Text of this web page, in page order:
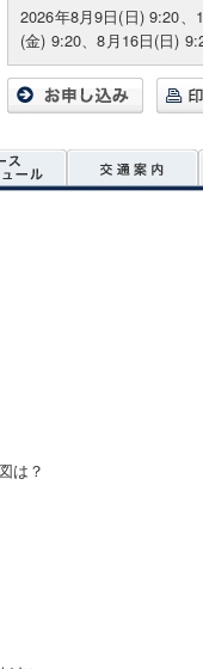
2026年8月9日(日) 9:20
(金) 9:20、8月16日(日)
は？